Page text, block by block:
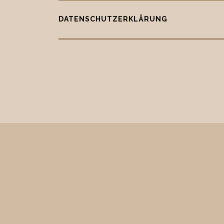
DATENSCHUTZERKLÄRUNG